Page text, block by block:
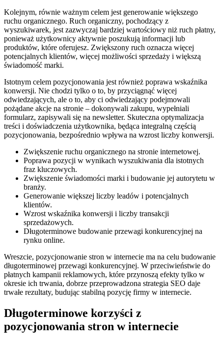
Kolejnym, równie ważnym celem jest generowanie większego
ruchu organicznego. Ruch organiczny, pochodzący z
wyszukiwarek, jest zazwyczaj bardziej wartościowy niż ruch płatny,
ponieważ użytkownicy aktywnie poszukują informacji lub
produktów, które oferujesz. Zwiększony ruch oznacza więcej
potencjalnych klientów, więcej możliwości sprzedaży i większą
świadomość marki.
Istotnym celem pozycjonowania jest również poprawa wskaźnika
konwersji. Nie chodzi tylko o to, by przyciągnąć więcej
odwiedzających, ale o to, aby ci odwiedzający podejmowali
pożądane akcje na stronie – dokonywali zakupu, wypełniali
formularz, zapisywali się na newsletter. Skuteczna optymalizacja
treści i doświadczenia użytkownika, będąca integralną częścią
pozycjonowania, bezpośrednio wpływa na wzrost liczby konwersji.
Zwiększenie ruchu organicznego na stronie internetowej.
Poprawa pozycji w wynikach wyszukiwania dla istotnych
fraz kluczowych.
Zwiększenie świadomości marki i budowanie jej autorytetu w
branży.
Generowanie większej liczby leadów i potencjalnych
klientów.
Wzrost wskaźnika konwersji i liczby transakcji
sprzedażowych.
Długoterminowe budowanie przewagi konkurencyjnej na
rynku online.
Wreszcie, pozycjonowanie stron w internecie ma na celu budowanie
długoterminowej przewagi konkurencyjnej. W przeciwieństwie do
płatnych kampanii reklamowych, które przynoszą efekty tylko w
okresie ich trwania, dobrze przeprowadzona strategia SEO daje
trwałe rezultaty, budując stabilną pozycję firmy w internecie.
Długoterminowe korzyści z
pozycjonowania stron w internecie